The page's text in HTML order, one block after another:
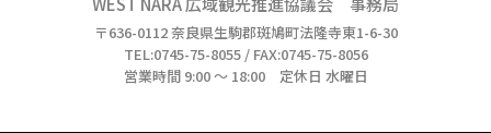
〒636-0112 奈良県生駒郡斑鳩町法隆寺東1-6-30
TEL:0745-75-8055 / FAX:0745-75-8056
営業時間 9:00 ～ 18:00 定休日 水曜日